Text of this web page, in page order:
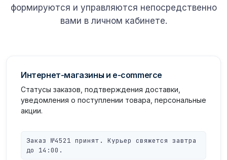
формируются и управляются непосредственно
вами в личном кабинете.
Интернет-магазины и e-commerce
Статусы заказов, подтверждения доставки,
уведомления о поступлении товара, персональные
акции.
Заказ №4521 принят. Курьер свяжется завтра
до 14:00.